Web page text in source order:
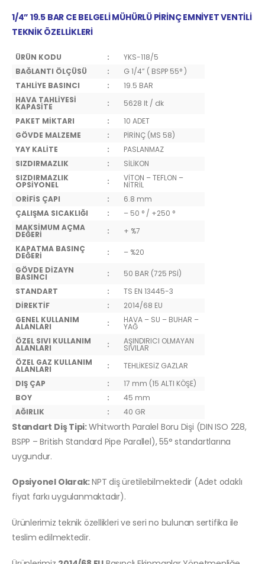
1/4” 19.5 BAR CE BELGELİ MÜHÜRLÜ PİRİNÇ EMNİYET VENTİLİ
TEKNİK ÖZELLİKLERİ
ÜRÜN KODU :
YKS-118/5
BAĞLANTI ÖLÇÜSÜ
:
G 1/4” ( BSPP 55° )
TAHLİYE BASINCI
:
19.5 BAR
HAVA TAHLİYESİ
KAPASİTE :
5628 lt / dk
PAKET MİKTARI
:
10 ADET
GÖVDE MALZEME
:
PİRİNÇ (MS 58)
YAY KALİTE
:
PASLANMAZ
SIZDIRMAZLIK
:
SİLİKON
SIZDIRMAZLIK
OPSİYONEL : VİTON – TEFLON –
NİTRİL
ORİFİS ÇAPI
:
6.8 mm
ÇALIŞMA SICAKLIĞI
:
– 50 ° / +250 °
MAKSİMUM AÇMA
DEĞERİ :
+ %7
KAPATMA BASINÇ
DEĞERİ :
– %20
GÖVDE DİZAYN
BASINCI :
50 BAR (725 PSİ)
STANDART
:
TS EN 13445-3
DİREKTİF
:
2014/68 EU
GENEL KULLANIM
ALANLARI : HAVA – SU – BUHAR –
YAĞ
ÖZEL SIVI KULLANIM
ALANLARI : AŞINDIRICI OLMAYAN
SIVILAR
ÖZEL GAZ KULLANIM
ALANLARI :
TEHLİKESİZ GAZLAR
DIŞ ÇAP
:
17 mm (15 ALTI KÖŞE)
BOY
:
45 mm
AĞIRLIK
: 40 GR
Standart Diş Tipi:Whitworth Paralel Boru Dişi (DIN ISO 228,
BSPP – British Standard Pipe Parallel), 55° standartlarına
uygundur.
Opsiyonel Olarak:NPT diş üretilebilmektedir (Adet odaklı
fiyat farkı uygulanmaktadır).
Ürünlerimiz teknik özellikleri ve seri no bulunan sertifika ile
teslim edilmektedir.